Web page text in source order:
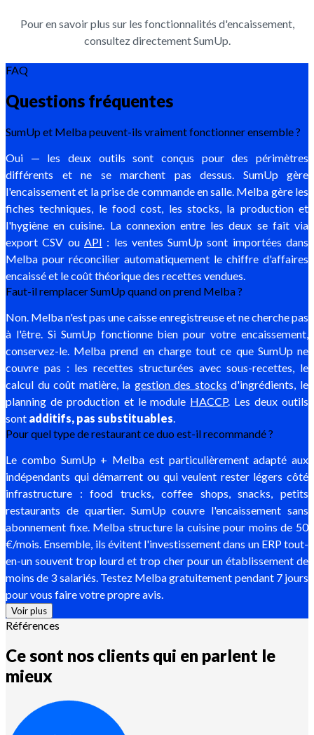
Pour en savoir plus sur les fonctionnalités d'encaissement,
consultez directement SumUp.
FAQ
Questions fréquentes
SumUp et Melba peuvent-ils vraiment fonctionner ensemble ?
Oui — les deux outils sont conçus pour des périmètres
différents et ne se marchent pas dessus. SumUp gère
l'encaissement et la prise de commande en salle. Melba gère les
fiches techniques, le food cost, les stocks, la production et
l'hygiène en cuisine. La connexion entre les deux se fait via
export CSV ou API : les ventes SumUp sont importées dans
Melba pour réconcilier automatiquement le chiffre d'affaires
encaissé et le coût théorique des recettes vendues.
Faut-il remplacer SumUp quand on prend Melba ?
Non. Melba n'est pas une caisse enregistreuse et ne cherche pas
à l'être. Si SumUp fonctionne bien pour votre encaissement,
conservez-le. Melba prend en charge tout ce que SumUp ne
couvre pas : les recettes structurées avec sous-recettes, le
calcul du coût matière, la gestion des stocks d'ingrédients, le
planning de production et le module HACCP. Les deux outils
sont additifs, pas substituables
Pour quel type de restaurant ce duo est-il recommandé ?
Le combo SumUp + Melba est particulièrement adapté aux
indépendants qui démarrent ou qui veulent rester légers côté
infrastructure : food trucks, coffee shops, snacks, petits
restaurants de quartier. SumUp couvre l'encaissement sans
abonnement fixe. Melba structure la cuisine pour moins de 50
€/mois. Ensemble, ils évitent l'investissement dans un ERP tout-
en-un souvent trop lourd et trop cher pour un établissement de
moins de 3 salariés. Testez Melba gratuitement pendant 7 jours
pour vous faire votre propre avis.
Voir plus
Références
Ce sont nos clients qui en parlent le
mieux